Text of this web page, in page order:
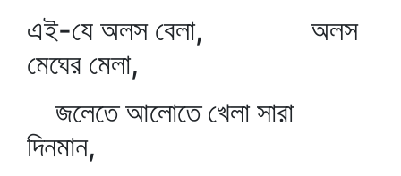
এই-যে অলস বেলা, অলস
মেঘের মেলা,
জলেতে আলোতে খেলা সারা
দিনমান,